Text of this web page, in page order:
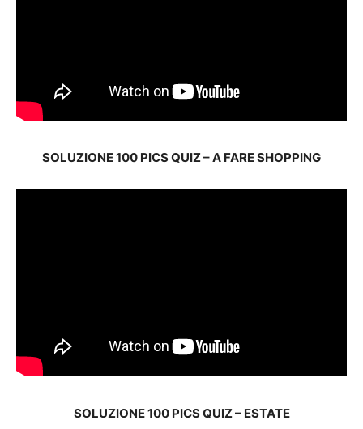
SOLUZIONE 100 PICS QUIZ – A FARE SHOPPING
SOLUZIONE 100 PICS QUIZ – ESTATE